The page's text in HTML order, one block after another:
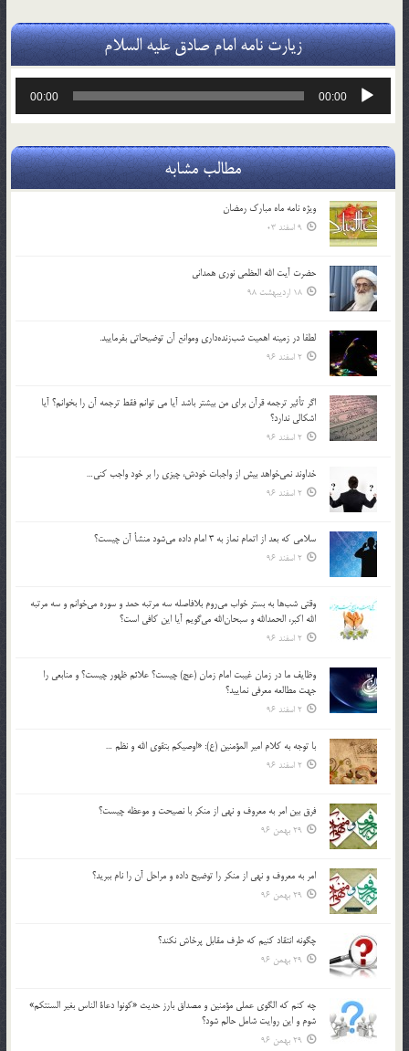
زیارت نامه امام صادق علیه السلام
پخش‌کننده
00:00
00:00
مطالب مشابه
ویژه نامه ماه مبارک رمضان
9 اسفند 03
حضرت آیت الله العظمی نوری همدانی
18 اردیبهشت 98
لطفا در زمينه اهميت شب‌زنده‌داري وموانع آن توضيحاتي بفرماييد.
2 اسفند 96
اگر تأثير ترجمه قرآن براي من بيشتر باشد آيا مي توانم فقط ترجمه آن را بخوانم؟ آيا
اشكالي ندارد؟
2 اسفند 96
خداوند نمي‌خواهد بيش از واجبات خودش، چيزي را بر خود واجب كني…
2 اسفند 96
سلامي كه بعد از اتمام نماز به 3 امام داده مي‌شود منشأ آن چيست؟
2 اسفند 96
وقتي شب‌ها به بستر خواب مي‌روم بلافاصله سه مرتبه حمد و سوره مي‌خوانم و سه مرتبه
الله اكبر، الحمدالله و سبحان‌الله مي‌گويم آيا اين كافي است؟
2 اسفند 96
وظايف ما در زمان غيبت امام زمان (عج) چيست؟ علائم ظهور چيست؟ و منابعي را
جهت مطالعه معرفي نماييد؟
2 اسفند 96
با توجه به كلام امير المؤمنين (ع): «اوصيكم بتقوي الله و نظم …
2 اسفند 96
فرق بين امر به معروف و نهي از منكر با نصيحت و موعظه چيست؟
29 بهمن 96
امر به معروف و نهي از منكر را توضيح داده و مراحل آن را نام ببريد؟
29 بهمن 96
چگونه انتقاد كنيم كه طرف مقابل پرخاش نكند؟
29 بهمن 96
چه كنم كه الگوي عملي مؤمنين و مصداق بارز حديث «كونوا دعاة الناس بغير السنتكم»
شوم و اين روايت شامل حالم شود؟
29 بهمن 96